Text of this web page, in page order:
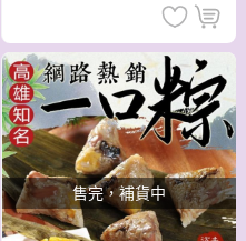
售完，補貨中